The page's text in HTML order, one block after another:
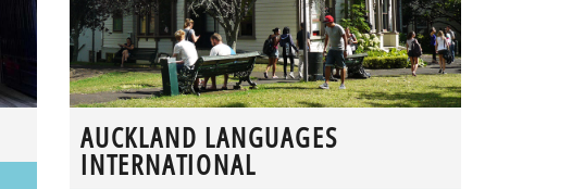
AUCKLAND LANGUAGES
INTERNATIONAL